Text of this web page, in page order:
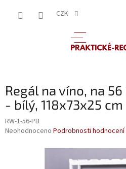
CZK
Regál na víno, na
- bílý, 118x73x25 cm
RW-1-56-PB
Průměrné
Neohodnoceno Podrobnosti hodnocení